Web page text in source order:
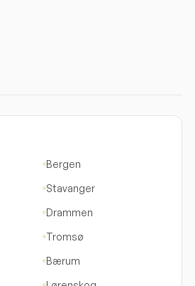
Bergen
Stavanger
Drammen
Tromsø
Bærum